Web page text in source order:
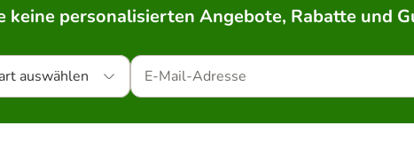
keine personalisierten Angebote, Rabatte und
auswählen